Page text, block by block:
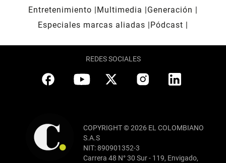
Entretenimiento
Multimedia
Generación
Especiales marcas aliadas
Pódcast
REDES SOCIALES
COPYRIGHT © 2026 EL COLOMBIANO
S.A.S
NIT: 890901352-3
Carrera 48 N° 30 Sur - 119, Envigado,